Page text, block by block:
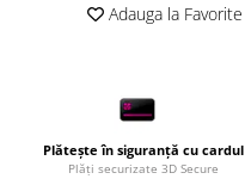
Adauga la Favorite
Plătește în siguranță cu cardul
Plăți securizate 3D Secure